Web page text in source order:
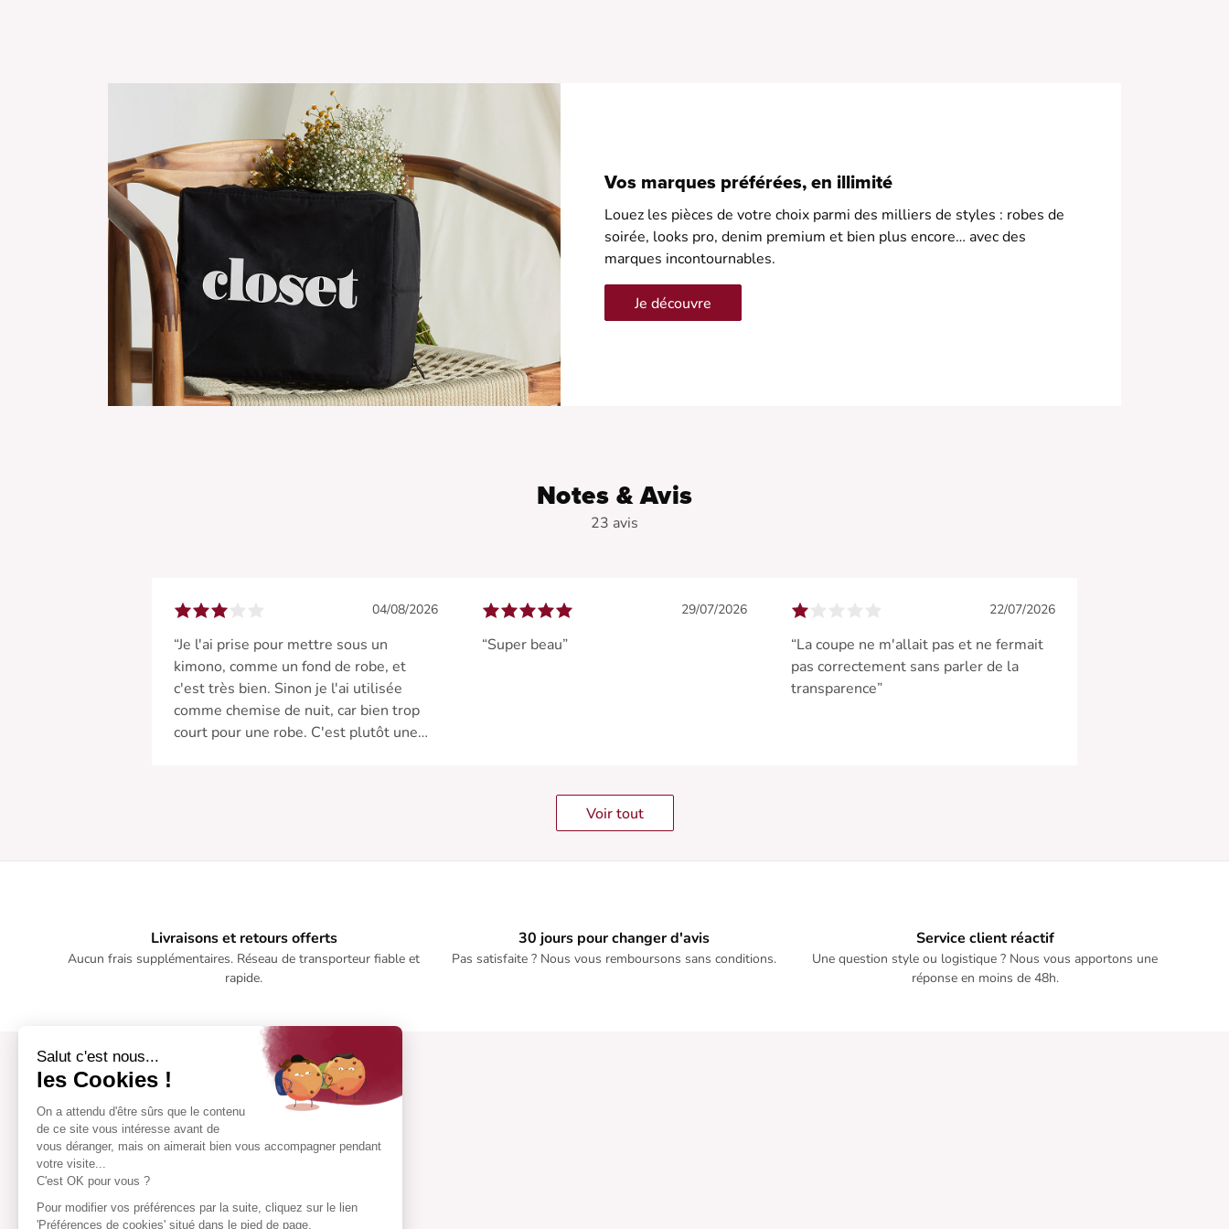
Salut c'est nous...
les Cookies !
On a attendu d'être sûrs que le contenu
de ce site vous intéresse avant de
vous déranger, mais on aimerait bien vous accompagner pendant
votre visite...
C'est OK pour vous ?
Pour modifier vos préférences par la suite, cliquez sur le lien
'Préférences de cookies' situé dans le pied de page.
Vos marques préférées, en illimité
Louez les pièces de votre choix parmi des milliers de styles : robes de
soirée, looks pro, denim premium et bien plus encore… avec des
marques incontournables.
Je découvre
Notes & Avis
23 avis
04/08/2026
“Je l'ai prise pour mettre sous un
kimono, comme un fond de robe, et
c'est très bien. Sinon je l'ai utilisée
comme chemise de nuit, car bien trop
court pour une robe. C'est plutôt une
29/07/2026
“Super beau”
22/07/2026
“La coupe ne m'allait pas et ne fermait
pas correctement sans parler de la
transparence”
Voir tout
Livraisons et retours offerts
Aucun frais supplémentaires. Réseau de transporteur fiable et
rapide.
30 jours pour changer d'avis
Pas satisfaite ? Nous vous remboursons sans conditions.
Service client réactif
Une question style ou logistique ? Nous vous apportons une
réponse en moins de 48h.